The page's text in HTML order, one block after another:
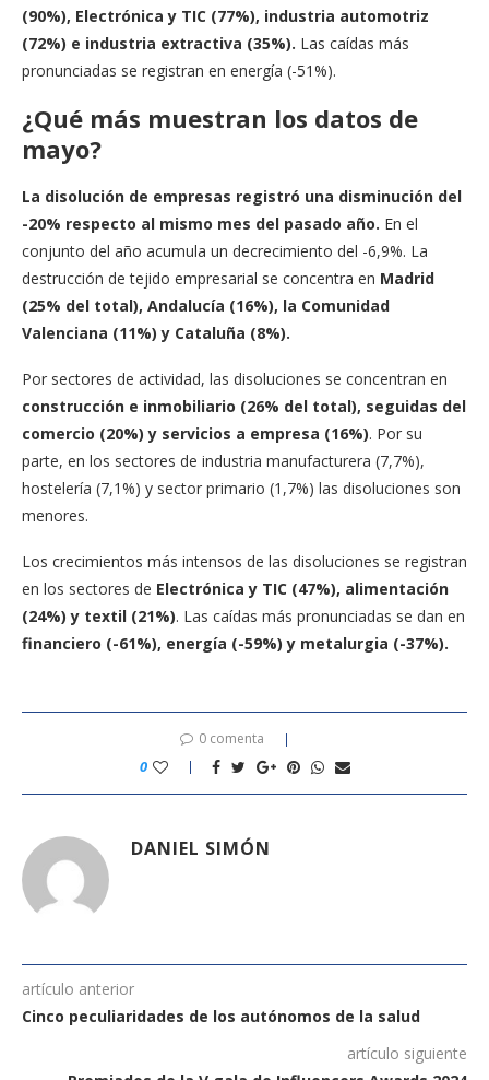
(90%), Electrónica y TIC (77%), industria automotriz
(72%) e industria extractiva (35%). Las caídas más
pronunciadas se registran en energía (-51%).
¿Qué más muestran los datos de
mayo?
La disolución de empresas registró una disminución del
-20% respecto al mismo mes del pasado año. En el
conjunto del año acumula un decrecimiento del -6,9%. La
destrucción de tejido empresarial se concentra en Madrid
(25% del total), Andalucía (16%), la Comunidad
Valenciana (11%) y Cataluña (8%).
Por sectores de actividad, las disoluciones se concentran en
construcción e inmobiliario (26% del total), seguidas del
comercio (20%) y servicios a empresa (16%). Por su
parte, en los sectores de industria manufacturera (7,7%),
hostelería (7,1%) y sector primario (1,7%) las disoluciones son
menores.
Los crecimientos más intensos de las disoluciones se registran
en los sectores de Electrónica y TIC (47%), alimentación
(24%) y textil (21%). Las caídas más pronunciadas se dan en
financiero (-61%), energía (-59%) y metalurgia (-37%).
0 comenta
0
DANIEL SIMÓN
artículo anterior
Cinco peculiaridades de los autónomos de la salud
artículo siguiente